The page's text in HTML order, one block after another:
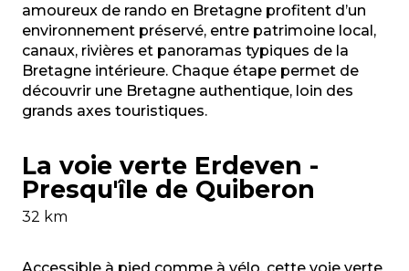
amoureux de rando en Bretagne profitent d’un
environnement préservé, entre patrimoine local,
canaux, rivières et panoramas typiques de la
Bretagne intérieure. Chaque étape permet de
découvrir une Bretagne authentique, loin des
grands axes touristiques.
La voie verte Erdeven -
Presqu'île de Quiberon
32 km